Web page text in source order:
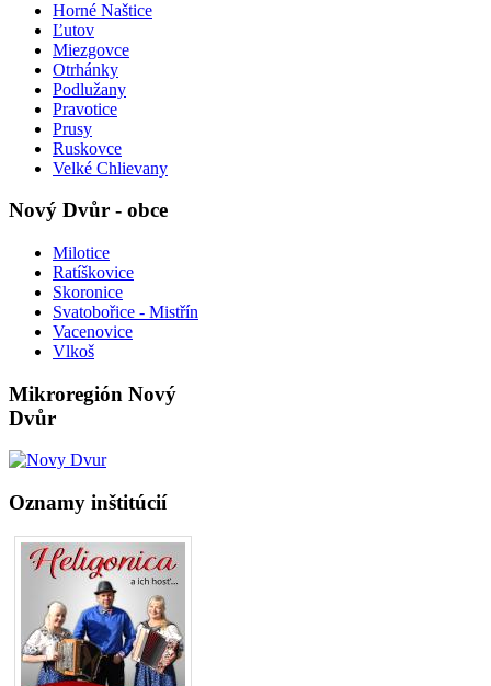
Horné Naštice
Ľutov
Miezgovce
Otrhánky
Podlužany
Pravotice
Prusy
Ruskovce
Velké Chlievany
Nový Dvůr - obce
Milotice
Ratíškovice
Skoronice
Svatobořice - Mistřín
Vacenovice
Vlkoš
Mikroregión Nový
Dvůr
Oznamy inštitúcií